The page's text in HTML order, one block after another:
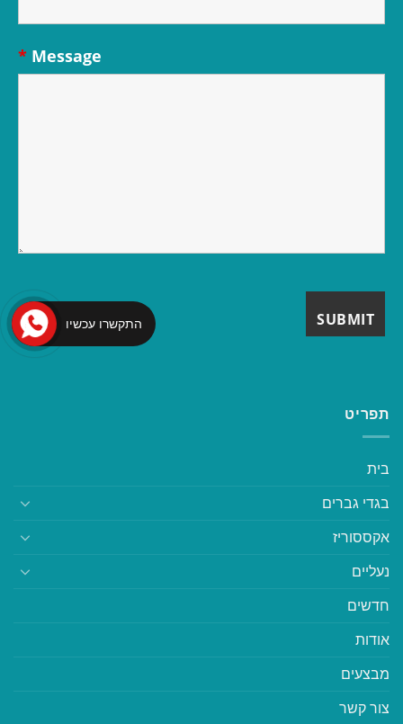
Message
*
תפריט
בית
בגדי גברים
אקססוריז
נעליים
חדשים
אודות
מבצעים
צור קשר
התקשרו עכשיו